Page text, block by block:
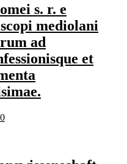
s. r. e
mediolani
ad
et